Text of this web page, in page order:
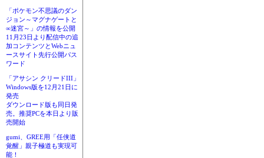
「ポケモン不思議のダン
ジョン～マグナゲートと
∞迷宮～」の情報を公開
11月23日より配信中の追
加コンテンツとWebニュ
ースサイト先行公開パス
ワード
「アサシン クリードIII」
Windows版を12月21日に
発売
ダウンロード版も同日発
売。推奨PCを本日より販
売開始
gumi、GREE用「任侠道
覚醒」親子極道も実現可
能！